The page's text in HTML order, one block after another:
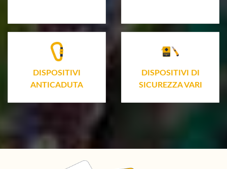
DISPOSITIVI
ANTICADUTA
DISPOSITIVI DI
SICUREZZA VARI